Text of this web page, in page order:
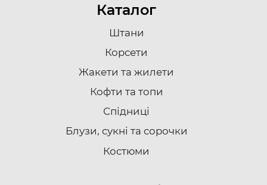
Каталог
Штани
Корсети
Жакети та жилети
Кофти та топи
Спідниці
Блузи, сукні та сорочки
Костюми